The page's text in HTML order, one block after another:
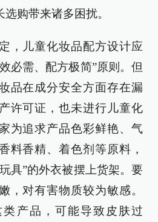
购带来诸多困扰。
，儿童化妆品配方设计应
必需、配方极简”原则。但
品在成分安全方面存在漏
许可证，也未进行儿童化
为追求产品色彩鲜艳、气
料香精、着色剂等原料，
具”的外衣被摆上货架。要
，对有害物质较为敏感。
产品，可能导致皮肤过